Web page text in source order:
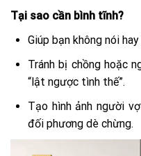
Tại sao cần bình tĩnh?
Giúp bạn không nói
Tránh bị chồng hoặc
“lật ngược tình thế”.
Tạo hình ảnh người
đối phương dè chừng.